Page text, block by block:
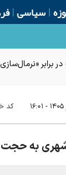
سیاسی
در برابر
کد
به حجت